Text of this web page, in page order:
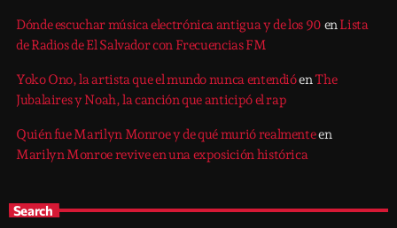
Dónde escuchar música electrónica antigua y de los 90 enLista
de Radios de El Salvador con Frecuencias FM
Yoko Ono, la artista que el mundo nunca entendióenThe
Jubalaires y Noah, la canción que anticipó el rap
Quién fue Marilyn Monroe y de qué murió realmenteen
Marilyn Monroe revive en una exposición histórica
Search